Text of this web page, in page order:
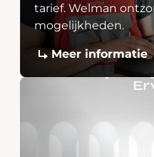
tarief. Welman
mogelijkheden.
Meer informatie